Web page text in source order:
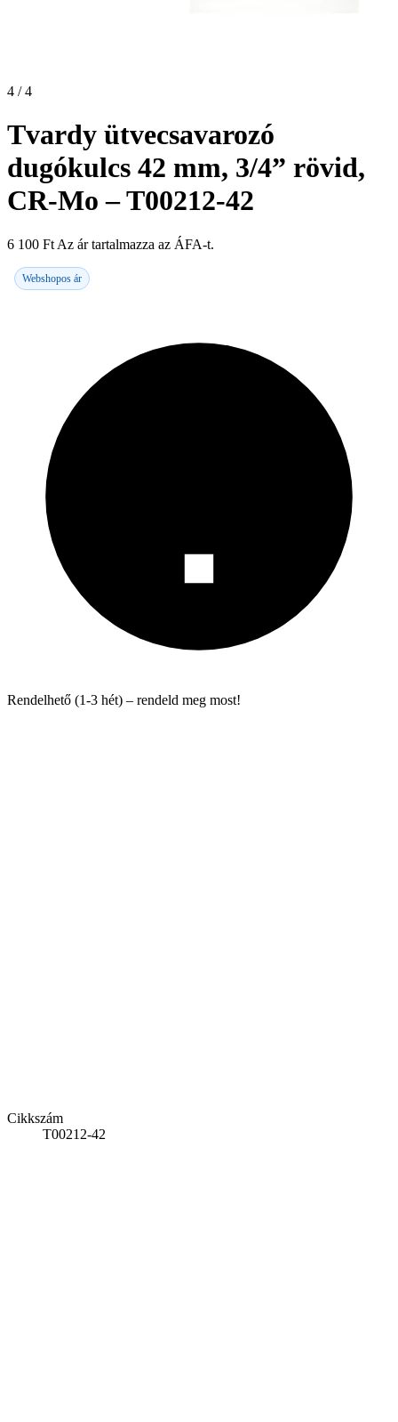
4 / 4
Tvardy ütvecsavarozó
dugókulcs 42 mm, 3/4” rövid,
CR-Mo – T00212-42
6 100 Ft Az ár tartalmazza az ÁFA-t.
Webshopos ár
Rendelhető (1-3 hét) – rendeld meg most!
Cikkszám
T00212-42